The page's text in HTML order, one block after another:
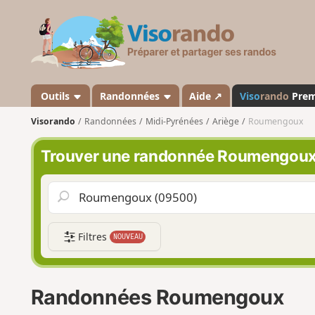
s
a
n
d
o
Outils Randonnées Aide ↗ Visorando
Visorando Randonnées Midi-Pyrénées Ariège Roumengoux
Trouver une randonnée
Filtres NOUVEAU
Randonnées Roumengoux